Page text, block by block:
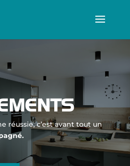
réussie, c’est avant tout un